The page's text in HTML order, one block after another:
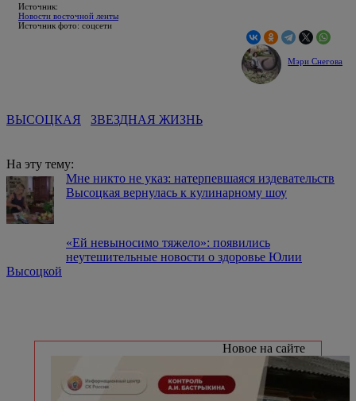
Источник:
Новости восточной ленты
Источник фото: соцсети
Мэри Снегова
ВЫСОЦКАЯ ЗВЕЗДНАЯ ЖИЗНЬ
На эту тему:
Мне никто не указ: натерпевшаяся издевательств
Высоцкая вернулась к кулинарному шоу
«Ей невыносимо тяжело»: появились
неутешительные новости о здоровье Юлии
Высоцкой
Новое на сайте